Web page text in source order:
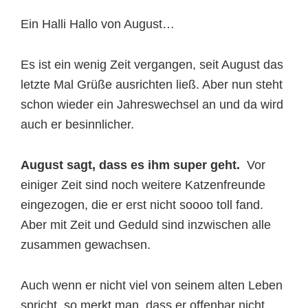
Ein Halli Hallo von August…
Es ist ein wenig Zeit vergangen, seit August das
letzte Mal Grüße ausrichten ließ. Aber nun steht
schon wieder ein Jahreswechsel an und da wird
auch er besinnlicher.
August sagt, dass es ihm super geht. Vor
einiger Zeit sind noch weitere Katzenfreunde
eingezogen, die er erst nicht soooo toll fand.
Aber mit Zeit und Geduld sind inzwischen alle
zusammen gewachsen.
Auch wenn er nicht viel von seinem alten Leben
spricht, so merkt man, dass er offenbar nicht